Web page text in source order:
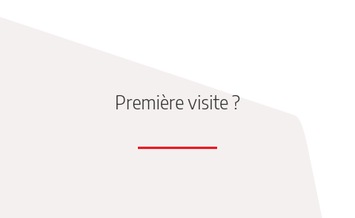
Première visite ?